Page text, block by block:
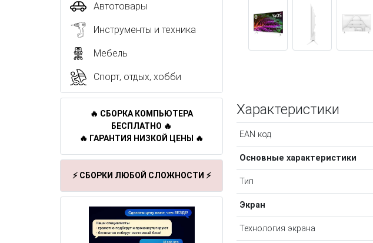
Автотовары
Инструменты и техника
Мебель
Спорт, отдых, хобби
🔥 СБОРКА КОМПЬЮТЕРА
БЕСПЛАТНО 🔥
🔥 ГАРАНТИЯ НИЗКОЙ ЦЕНЫ 🔥
⚡ СБОРКИ ЛЮБОЙ СЛОЖНОСТИ ⚡
Характеристики
EAN код
Основные характеристики
Тип
Экран
Технология экрана